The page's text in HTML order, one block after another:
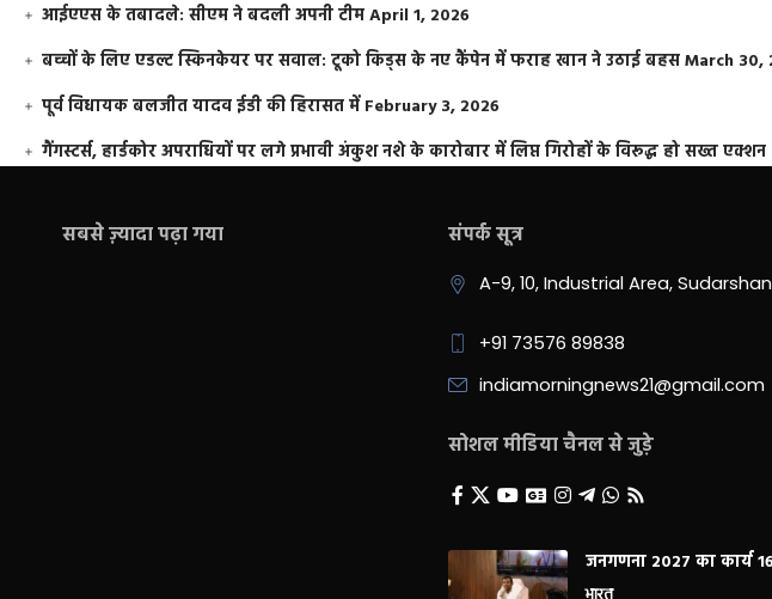
आईएएस के तबादले: सीएम ने बदली अपनी टीमApril 1, 2026
बच्चों के लिए एडल्ट स्किनकेयर पर सवाल: टूको किड्स के नए कैंपेन में फराह खान ने उठाई बहसMarch 30,
पूर्व विधायक बलजीत यादव ईडी की हिरासत में February 3, 2026
गैंगस्टर्स, हार्डकोर अपराधियों पर लगे प्रभावी अंकुश नशे के कारोबार में लिप्त गिरोहों के विरूद्ध हो सख्त एक्शन
सबसे ज़्यादा पढ़ा गया संपर्क सूत्र
A-9, 10, Industrial Area,
+91 73576 89838
indiamorningnews21@gmail.com
सोशल मीडिया चैनल से जुड़े
जनगणना 2027 का कार्य